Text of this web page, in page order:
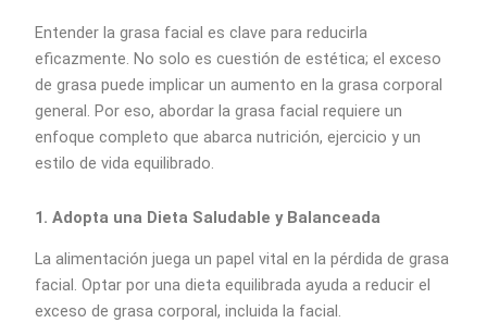
Entender la grasa facial es clave para reducirla
eficazmente. No solo es cuestión de estética; el exceso
de grasa puede implicar un aumento en la grasa corporal
general. Por eso, abordar la grasa facial requiere un
enfoque completo que abarca nutrición, ejercicio y un
estilo de vida equilibrado.
1. Adopta una Dieta Saludable y Balanceada
La alimentación juega un papel vital en la pérdida de grasa
facial. Optar por una dieta equilibrada ayuda a reducir el
exceso de grasa corporal, incluida la facial.